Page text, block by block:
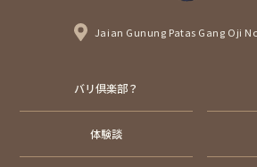
Jaian Gunung Patas Gang Oji
バリ倶楽部？
体験談